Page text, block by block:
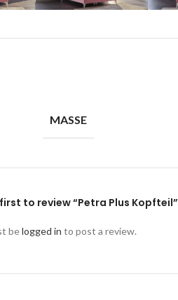
MASSE
to review “Petra Plus Kopfteil”
belogged in to post a review.